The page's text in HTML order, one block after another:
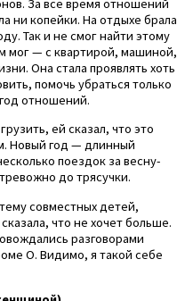
За все время отношений
ни копейки. На отдыхе брала
Так и не смог найти этому
мог — с квартирой, машиной,
Она стала проявлять хоть
помочь убраться только
отношений.
ей сказал, что это
Новый год — длинный
поездок за весну-
до трясучки.
совместных детей,
что не хочет больше.
разговорами
О. Видимо, я такой себе